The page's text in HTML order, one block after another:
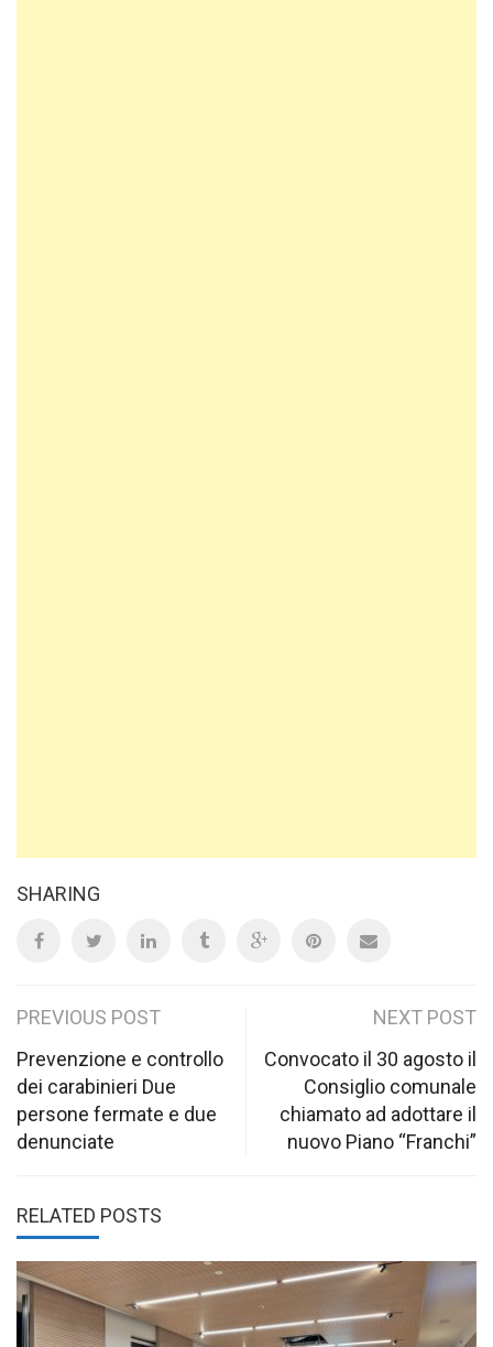
SHARING
Post
navigation
PREVIOUS POST
Prevenzione e controllo
dei carabinieri Due
persone fermate e due
denunciate
NEXT POST
Convocato il 30 agosto il
Consiglio comunale
chiamato ad adottare il
nuovo Piano “Franchi”
RELATED POSTS